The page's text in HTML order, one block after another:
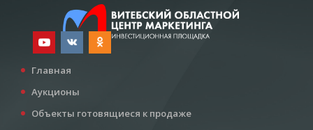
Главная
Аукционы
Объекты готовящиеся к продаже